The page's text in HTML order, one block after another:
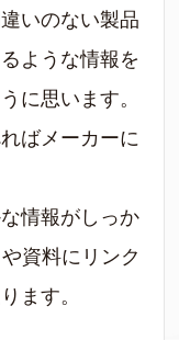
いのない製品
ような情報を
に思います。
ばメーカーに
情報がしっか
資料にリンク
ます。